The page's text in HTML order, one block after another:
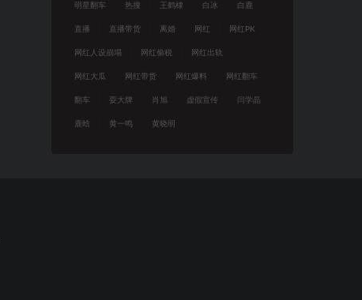
明星翻车 热搜 王鹤棣 白冰 白鹿
直播 直播带货 离婚 网红 网红PK
网红人设崩塌 网红偷税 网红出轨
网红大瓜 网红带货 网红爆料 网红翻车
翻车 耍大牌 肖旭 虚假宣传 闫学晶
鹿晗 黄一鸣 黄晓明